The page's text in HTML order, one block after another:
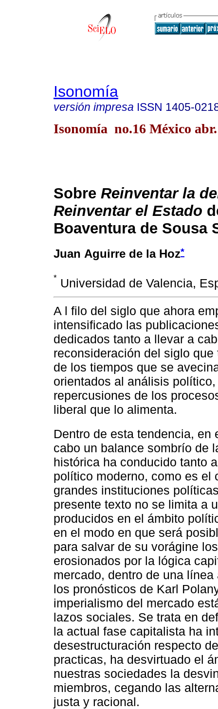
Isonomía
versión impresa ISSN 1405-
Isonomía no.16 México
Sobre Reinventar la
Reinventar el Estado
Boaventura de Sousa
Juan Aguirre de la Hoz*
* Universidad de Valencia,
A l filo del siglo que ahora
intensificado las
dedicados tanto a llevar a
reconsideración del siglo
de los tiempos que se
orientados al análisis
repercusiones de los
liberal que lo alimenta.
Dentro de esta tendencia, en
cabo un balance sombrío de
histórica ha conducido tanto
político moderno, como es el
grandes instituciones
presente texto no se limita a
producidos en el ámbito
en el modo en que será
para salvar de su vorágine
erosionados por la lógica
mercado, dentro de una
los pronósticos de Karl
imperialismo del mercado
lazos sociales. Se trata en
la actual fase capitalista ha
desestructuración respecto
practicas, ha desvirtuado el
nuestras sociedades la
miembros, cegando las
justa y racional.